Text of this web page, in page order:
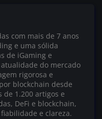
com mais de 7 anos
e uma sólida
de iGaming e
do mercado
rigorosa e
blockchain desde
1.200 artigos e
DeFi e blockchain,
e clareza.